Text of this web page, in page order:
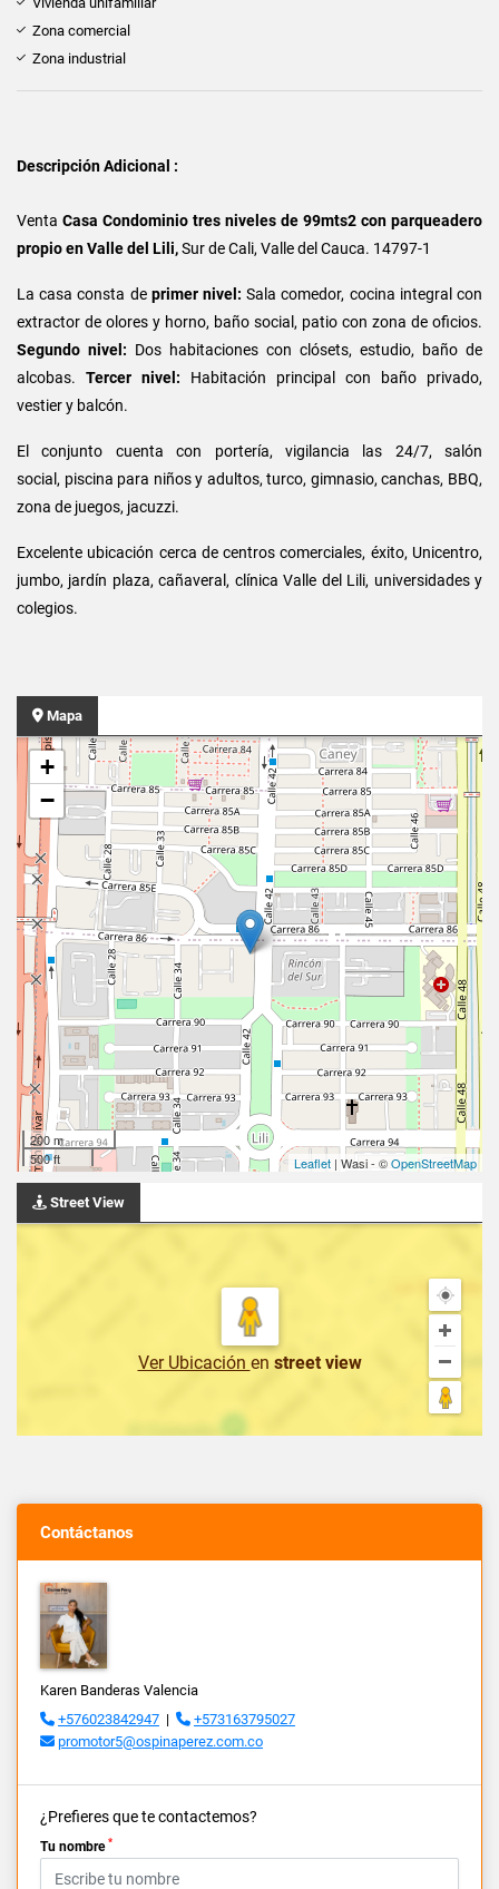
Zona comercial
Zona industrial
Descripción Adicional :
Venta Casa Condominio tres niveles de 99mts2 con parqueadero
propio enValle del Lili,Sur de Cali, Valle del Cauca. 14797-1
La casa consta de primer nivel: Sala comedor, cocina integral con
extractor de olores y horno, baño social, patio con zona de oficios.
Segundo nivel: Dos habitaciones con clósets, estudio, baño de
alcobas. Tercer nivel: Habitación principal con baño privado,
vestier y balcón.
El conjunto cuenta con portería, vigilancia las 24/7, salón
social, piscina para niños y adultos, turco, gimnasio, canchas, BBQ,
zona de juegos, jacuzzi.
Excelente ubicación cerca de centros comerciales, éxito, Unicentro,
jumbo, jardín plaza, cañaveral, clínica Valle del Lili, universidades y
colegios.
Mapa
+
−
200 m
500 ft
Leaflet | Wasi - ©OpenStreetMap
Street View
Ver Ubicación en street view
Contáctanos
Karen Banderas Valencia
+576023842947 |
+573163795027
promotor5@ospinaperez.com.co
¿Prefieres que te contactemos?
Tu nombre *